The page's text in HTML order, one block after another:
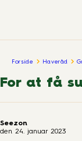
Forside Haveråd
For at få
Seezon
den 24. januar 2023